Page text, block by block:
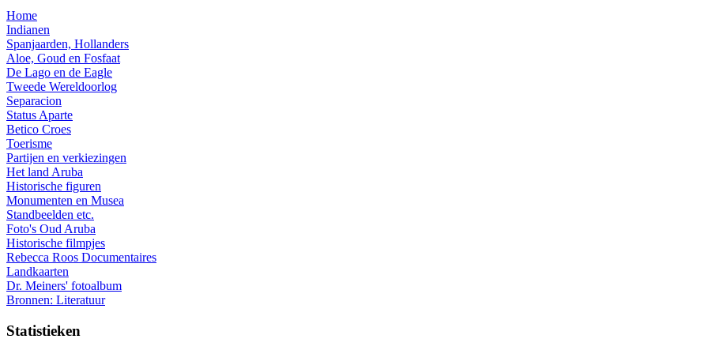
Home
Indianen
Spanjaarden, Hollanders
Aloe, Goud en Fosfaat
De Lago en de Eagle
Tweede Wereldoorlog
Separacion
Status Aparte
Betico Croes
Toerisme
Partijen en verkiezingen
Het land Aruba
Historische figuren
Monumenten en Musea
Standbeelden etc.
Foto's Oud Aruba
Historische filmpjes
Rebecca Roos Documentaires
Landkaarten
Dr. Meiners' fotoalbum
Bronnen: Literatuur
Statistieken